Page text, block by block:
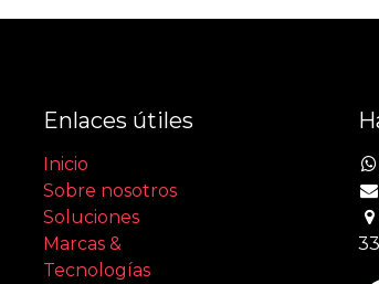
Enlaces útiles
Inicio
Sobre nosotros
Soluciones
Marcas &
Tecnologías